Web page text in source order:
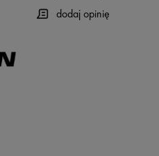
dodaj opinię